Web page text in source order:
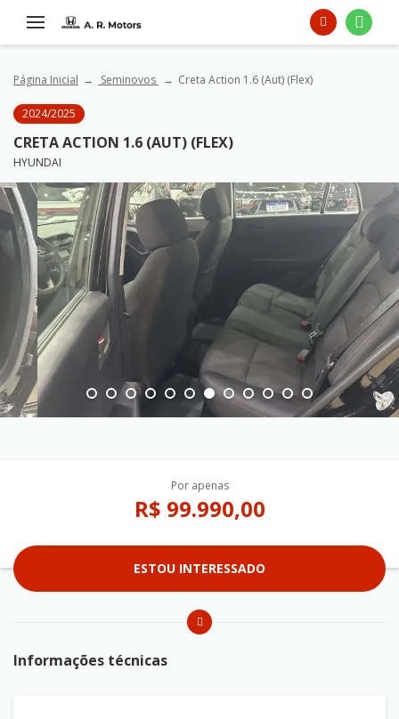
Página Inicial Seminovos Creta Action 1.6 (Aut) (Flex)
2024/2025
CRETA ACTION 1.6 (AUT) (FLEX)
HYUNDAI
Por apenas
R$ 99.990,00
ESTOU INTERESSADO
Informações técnicas